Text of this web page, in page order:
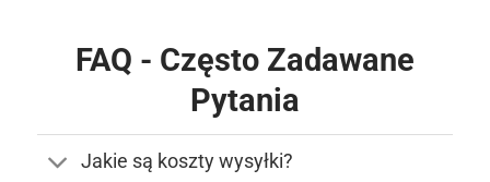
FAQ - Często Zadawane
Pytania
Jakie są koszty wysyłki?